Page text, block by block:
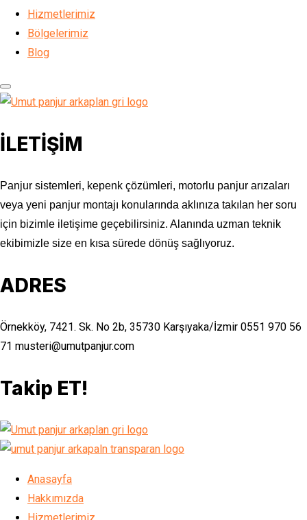
Hizmetlerimiz
Bölgelerimiz
Blog
İLETİŞİM
Panjur sistemleri, kepenk çözümleri, motorlu panjur arızaları
veya yeni panjur montajı konularında aklınıza takılan her soru
için bizimle iletişime geçebilirsiniz. Alanında uzman teknik
ekibimizle size en kısa sürede dönüş sağlıyoruz.
ADRES
Örnekköy, 7421. Sk. No 2b, 35730 Karşıyaka/İzmir 0551 970 56
71 musteri@umutpanjur.com
Takip ET!
Anasayfa
Hakkımızda